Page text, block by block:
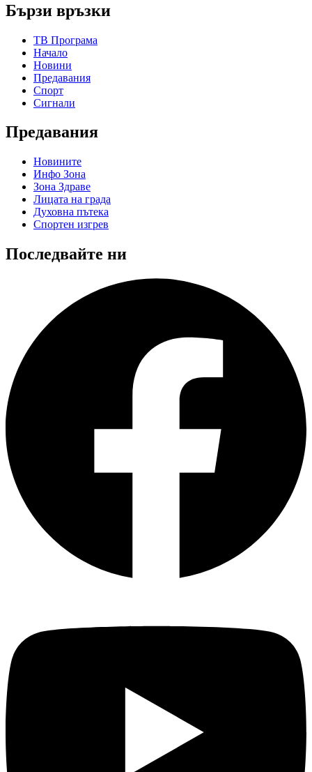
Бързи връзки
ТВ Програма
Начало
Новини
Предавания
Спорт
Сигнали
Предавания
Новините
Инфо Зона
Зона Здраве
Лицата на града
Духовна пътека
Спортен изгрев
Последвайте ни